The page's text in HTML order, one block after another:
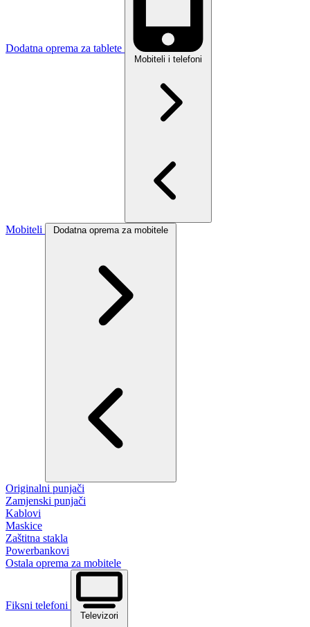
Dodatna oprema za tablete
Mobiteli i telefoni
Mobiteli Dodatna oprema za mobitele
Originalni punjači
Zamjenski punjači
Kablovi
Maskice
Zaštitna stakla
Powerbankovi
Ostala oprema za mobitele
Fiksni telefoni
Televizori